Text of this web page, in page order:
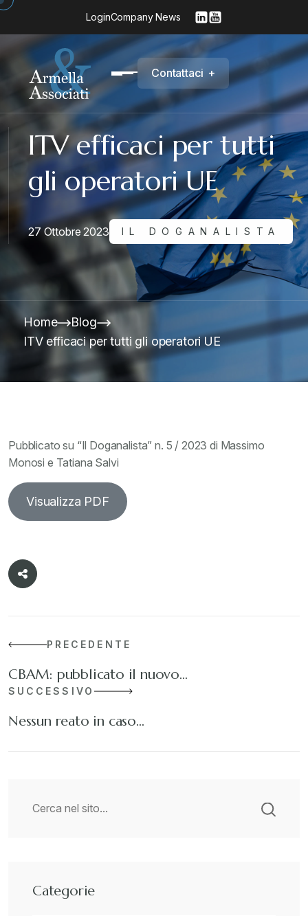
LoginCompany News
Contattaci +
ITV efficaci per tutti
gli operatori UE
27 Ottobre 2023 IL DOGANALISTA
Home
Blog
ITV efficaci per tutti gli operatori UE
Pubblicato su “Il Doganalista” n. 5 / 2023 di Massimo
Monosi e Tatiana Salvi
Visualizza PDF
PRECEDENTE
CBAM: pubblicato il nuovo…
SUCCESSIVO
Nessun reato in caso…
Categorie